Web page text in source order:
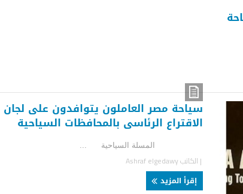
سياحة مصر العاملون يتوافدون على لجان
الاقتراع الرئاسى بالمحافظات السياحية
المسلة السياحية ...
| الكاتب Ashraf elgedawy
إقرأ المزيد